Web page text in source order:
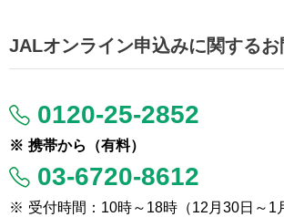
JALオンライン申込みに関するお
0120-25-2852
※ 携帯から（有料）
03-6720-8612
※ 受付時間：10時～18時（12月30日～1